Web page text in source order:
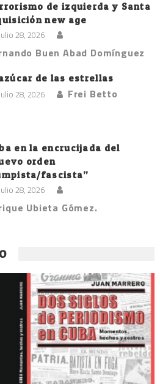
de izquierda y Santa
new age
julio 28, 2026
Buen Abad Domínguez
de las estrellas
julio 28, 2026 Frei Betto
en la encrucijada del
orden
fascista”
julio 28, 2026
Ubieta Gómez.